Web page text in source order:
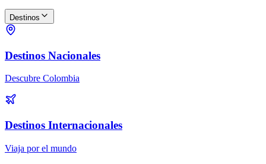
Destinos
Destinos Nacionales
Descubre Colombia
Destinos Internacionales
Viaja por el mundo